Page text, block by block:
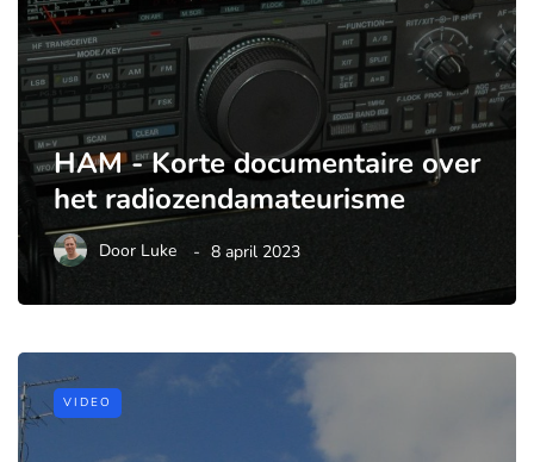
HAM - Korte documentaire over
het radiozendamateurisme
Door Luke 8 april 2023
VIDEO